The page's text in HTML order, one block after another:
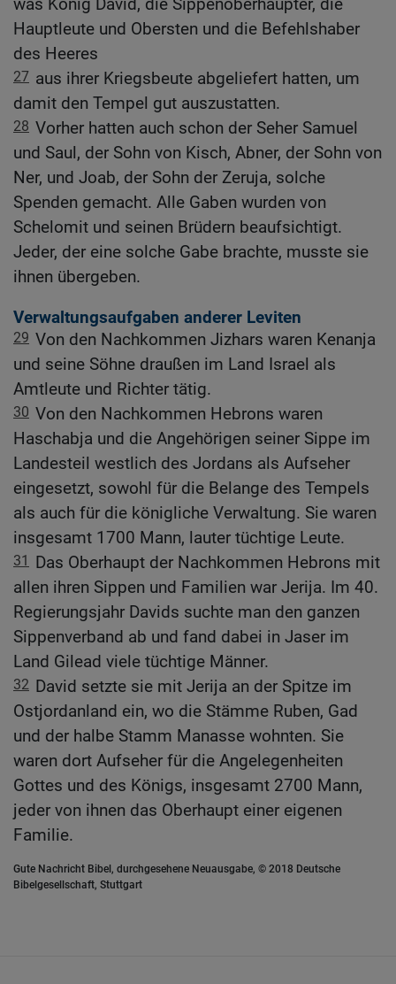
was König David, die Sippenoberhäupter, die
Hauptleute und Obersten und die Befehlshaber
des Heeres
27 aus ihrer Kriegsbeute abgeliefert hatten, um
damit den Tempel gut auszustatten.
28 Vorher hatten auch schon der Seher Samuel
und Saul, der Sohn von Kisch, Abner, der Sohn von
Ner, und Joab, der Sohn der Zeruja, solche
Spenden gemacht. Alle Gaben wurden von
Schelomit und seinen Brüdern beaufsichtigt.
Jeder, der eine solche Gabe brachte, musste sie
ihnen übergeben.
Verwaltungsaufgaben anderer Leviten
29 Von den Nachkommen Jizhars waren Kenanja
und seine Söhne draußen im Land Israel als
Amtleute und Richter tätig.
30 Von den Nachkommen Hebrons waren
Haschabja und die Angehörigen seiner Sippe im
Landesteil westlich des Jordans als Aufseher
eingesetzt, sowohl für die Belange des Tempels
als auch für die königliche Verwaltung. Sie waren
insgesamt 1700 Mann, lauter tüchtige Leute.
31 Das Oberhaupt der Nachkommen Hebrons mit
allen ihren Sippen und Familien war Jerija. Im 40.
Regierungsjahr Davids suchte man den ganzen
Sippenverband ab und fand dabei in Jaser im
Land Gilead viele tüchtige Männer.
32 David setzte sie mit Jerija an der Spitze im
Ostjordanland ein, wo die Stämme Ruben, Gad
und der halbe Stamm Manasse wohnten. Sie
waren dort Aufseher für die Angelegenheiten
Gottes und des Königs, insgesamt 2700 Mann,
jeder von ihnen das Oberhaupt einer eigenen
Familie.
Gute Nachricht Bibel, durchgesehene Neuausgabe, © 2018 Deutsche
Bibelgesellschaft, Stuttgart